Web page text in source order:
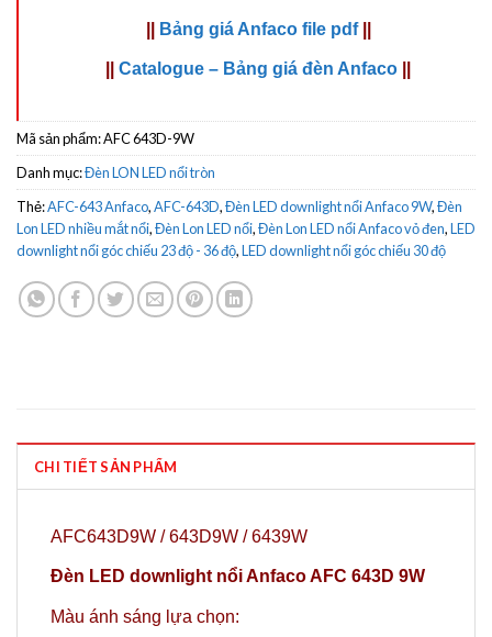
Bảng giá Anfaco file pdf
Catalogue – Bảng giá đèn Anfaco
Mã sản phẩm:AFC 643D-9W
Danh mục:Đèn LON LED nổi tròn
Thẻ:AFC-643 Anfaco,AFC-643D,Đèn LED downlight nổi Anfaco 9W,Đèn
Lon LED nhiều mắt nổi,Đèn Lon LED nổi,Đèn Lon LED nổi Anfaco vỏ đen,LED
downlight nổi góc chiếu 23 độ - 36 độ,LED downlight nổi góc chiếu 30 độ
CHI TIẾT SẢN PHẨM
AFC643D9W / 643D9W / 6439W
Đèn LED downlight nổi Anfaco AFC 643D 9W
Màu ánh sáng lựa chọn: